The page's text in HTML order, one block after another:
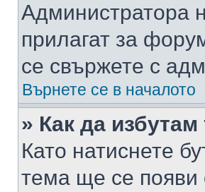
Администратора
прилагат за
се свържете с
Върнете се в началото
» Как да
Като натиснете
тема ще се появи